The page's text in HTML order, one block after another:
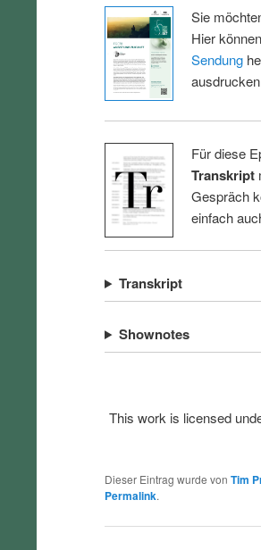
Sie
Hier
Sendung
Für diese
Transkript
Gespräch
einfach
Transkript
Shownotes
This work is licensed
Dieser Eintrag wurde von Tim
Permalink.